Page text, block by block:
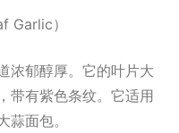
浓郁醇厚。它的叶片大
带有紫色条纹。它适用
面包。